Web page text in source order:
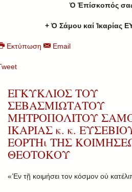
Ὁ Ἐπίσκοπός
+ Ὁ Σάμου καί Ἰκαρίας
Εκτύπωση Email
ΕΓΚΥΚΛΙΟΣ ΤΟΥ
ΣΕΒΑΣΜΙΩΤΑΤΟΥ
ΜΗΤΡΟΠΟΛΙΤΟΥ
ΙΚΑΡΙΑΣ κ. κ.
ΕΟΡΤΗι ΤΗΣ
ΘΕΟΤΟΚΟΥ
«’Εν τῇ κοιμήσει τον κόσμον οὐ